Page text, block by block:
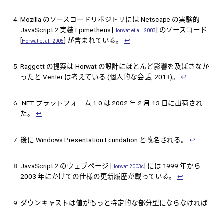
Mozilla のソースコードリポジトリには Netscape の実験的
JavaScript 2 実装 Epimetheus [Horwat et al. 2003] のソースコード
[Horwat et al. 2005] が含まれている。 ↩︎
Raggett の提案は Horwat の設計にほとんど影響を及ぼさなか
ったと Venter は考えている (個人的な会話, 2018)。 ↩︎
.NET プラットフォーム 1.0 は 2002 年 2 月 13 日に出荷され
た。 ↩︎
後に Windows Presentation Foundation と改名される。 ↩︎
JavaScript 2 のウェブページ [Horwat 2003c] には 1999 年から
2003 年にかけての仕様の更新履歴が載っている。 ↩︎
ダウンキャストは値がもっと特定的な部分型にならなければ